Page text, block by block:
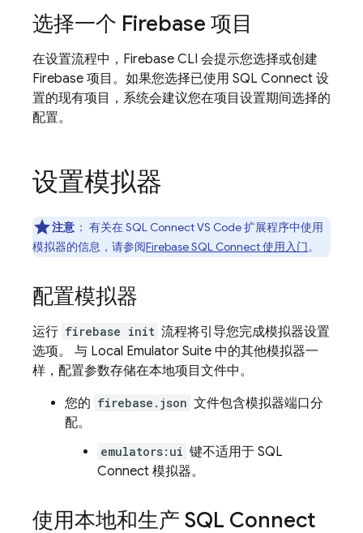
选择一个 Firebase 项目
在设置流程中， Firebase CLI 会提示您选择或创建
Firebase 项目。如果您选择已使用 SQL Connect 设
置的现有项目，系统会建议您在项目设置期间选择的
配置。
设置模拟器
注意 ： 有关在 SQL Connect VS Code 扩展程序中使用
模拟器的信息，请参阅Firebase SQL Connect使用入门。
配置模拟器
运行 firebase init 流程将引导您完成模拟器设置
选项。 与 Local Emulator Suite 中的其他模拟器一
样，配置参数存储在本地项目文件中。
您的 firebase.json 文件包含模拟器端口分
配。
emulators:ui 键不适用于 SQL
Connect 模拟器。
使用本地和生产 SQL Connect